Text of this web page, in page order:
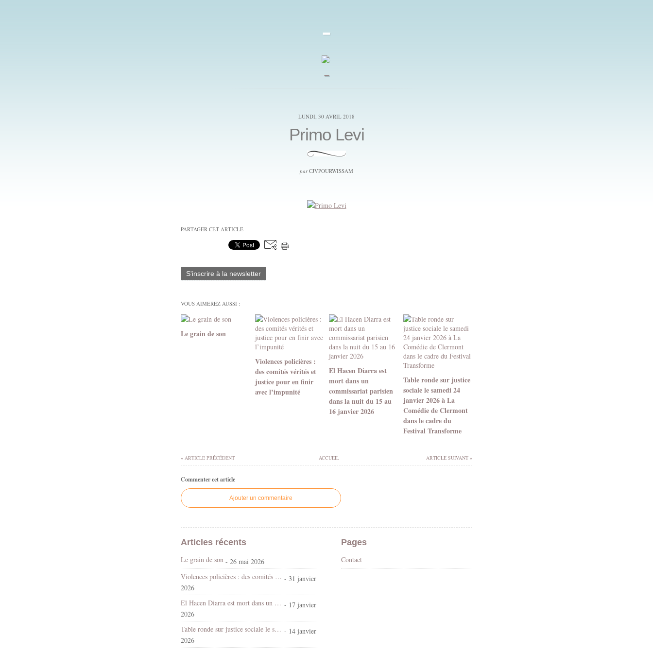
-
_
LUNDI, 30 AVRIL 2018
Primo Levi
parCJVPOURWISSAM
PARTAGER CET ARTICLE
S'inscrire à la newsletter
VOUS AIMEREZ AUSSI :
Le grain de son
Violences policières :
des comités vérités et
justice pour en finir
avec l’impunité
El Hacen Diarra est
mort dans un
commissariat parisien
dans la nuit du 15 au
16 janvier 2026
Table ronde sur justice
sociale le samedi 24
janvier 2026 à La
Comédie de Clermont
dans le cadre du
Festival Transforme
ACCUEIL
« ARTICLE PRÉCÉDENT ARTICLE SUIVANT »
Commenter cet article
Ajouter un commentaire
Articles récents
Le grain de son - 26 mai 2026
Violences policières : des comités vérités et justice pour en finir avec l’impunité - 31 janvier
2026
El Hacen Diarra est mort dans un commissariat parisien dans la nuit du 15 au 16 janvier 2026 - 17 janvier
2026
Table ronde sur justice sociale le samedi 24 janvier 2026 à La Comédie de Clermont dans le cadre du Festival Transforme - 14 janvier
2026
Pages
Contact